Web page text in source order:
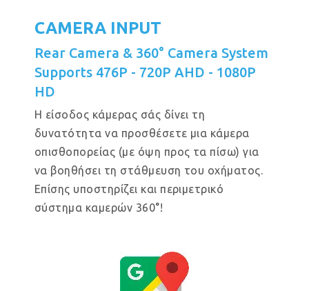
CAMERA INPUT
Rear Camera & 360° Camera System
Supports 476P - 720P AHD - 1080P
HD
Η είσοδος κάμερας σάς δίνει τη
δυνατότητα να προσθέσετε μια κάμερα
οπισθοπορείας (με όψη προς τα πίσω) για
να βοηθήσει τη στάθμευση του οχήματος.
Επίσης υποστηρίζει και περιμετρικό
σύστημα καμερών 360°!